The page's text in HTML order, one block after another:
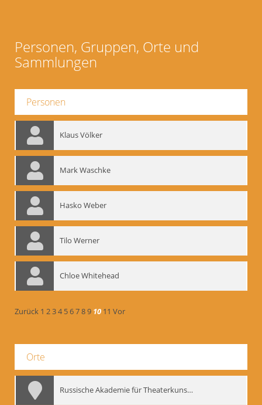
Personen, Gruppen, Orte und
Sammlungen
Personen
Klaus Völker
Mark Waschke
Hasko Weber
Tilo Werner
Chloe Whitehead
Zurück 1 234 56789 10 11 Vor
Orte
Russische Akademie für Theaterkunst – GITIS